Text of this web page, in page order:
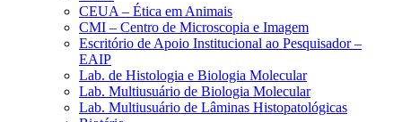
CEUA – Ética em Animais
CMI – Centro de Microscopia e Imagem
Escritório de Apoio Institucional ao Pesquisador –
EAIP
Lab. de Histologia e Biologia Molecular
Lab. Multiusuário de Biologia Molecular
Lab. Multiusuário de Lâminas Histopatológicas